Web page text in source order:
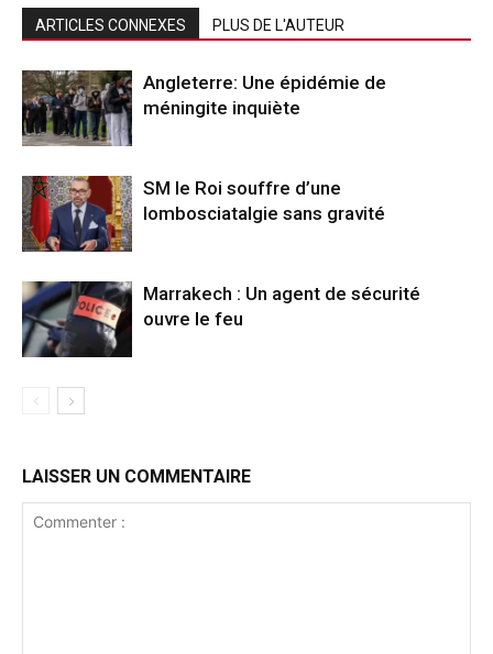
ARTICLES CONNEXES PLUS DE L'AUTEUR
Angleterre: Une épidémie de
méningite inquiète
SM le Roi souffre d’une
lombosciatalgie sans gravité
Marrakech : Un agent de sécurité
ouvre le feu
LAISSER UN COMMENTAIRE